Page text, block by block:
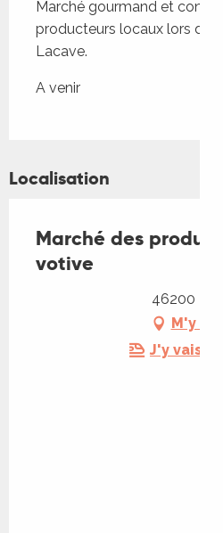
Marché gourmand et
producteurs locaux lors de
Lacave.
A venir
Localisation
Marché des
votive
46200
M'y
J'y vais